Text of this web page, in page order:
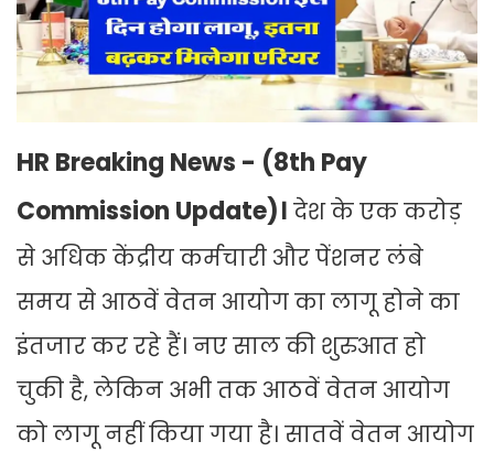
HR Breaking News - (8th Pay
Commission Update)। देश के एक करोड़
से अधिक केंद्रीय कर्मचारी और पेंशनर लंबे
समय से आठवें वेतन आयोग का लागू होने का
इंतजार कर रहे हैं। नए साल की शुरुआत हो
चुकी है, लेकिन अभी तक आठवें वेतन आयोग
को लागू नहीं किया गया है। सातवें वेतन आयोग